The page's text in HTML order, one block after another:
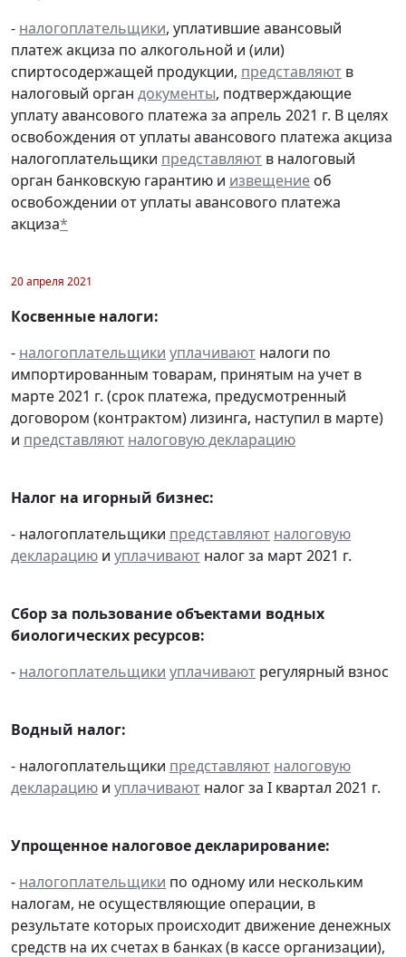
- налогоплательщики, уплатившие авансовый
платеж акциза по алкогольной и (или)
спиртосодержащей продукции, представляют в
налоговый орган документы, подтверждающие
уплату авансового платежа за апрель 2021 г. В целях
освобождения от уплаты авансового платежа акциза
налогоплательщики представляют в налоговый
орган банковскую гарантию и извещение об
освобождении от уплаты авансового платежа
акциза*
20 апреля 2021
Косвенные налоги:
- налогоплательщики уплачивают налоги по
импортированным товарам, принятым на учет в
марте 2021 г. (срок платежа, предусмотренный
договором (контрактом) лизинга, наступил в марте)
и представляют налоговую декларацию
Налог на игорный бизнес:
- налогоплательщики представляют налоговую
декларацию и уплачивают налог за март 2021 г.
Сбор за пользование объектами водных
биологических ресурсов:
- налогоплательщики уплачивают регулярный взнос
Водный налог:
- налогоплательщики представляют налоговую
декларацию и уплачивают налог за I квартал 2021 г.
Упрощенное налоговое декларирование:
- налогоплательщики по одному или нескольким
налогам, не осуществляющие операции, в
результате которых происходит движение денежных
средств на их счетах в банках (в кассе организации),